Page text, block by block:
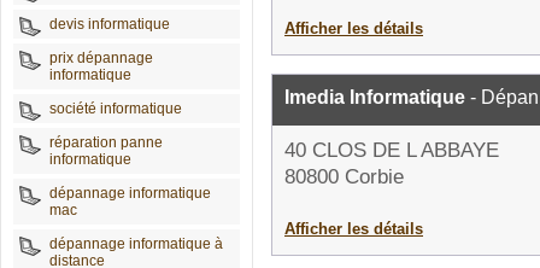
devis informatique
prix dépannage
informatique
société informatique
réparation panne
informatique
dépannage informatique
mac
dépannage informatique à
distance
Afficher les détails
Imedia Informatique -
40 CLOS DE L ABBAYE
80800 Corbie
Afficher les détails